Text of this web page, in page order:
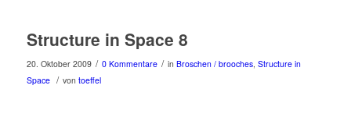
Structure in Space 8
20. Oktober 2009 / 0 Kommentare / in Broschen / brooches, Structure in
Space / von toeffel